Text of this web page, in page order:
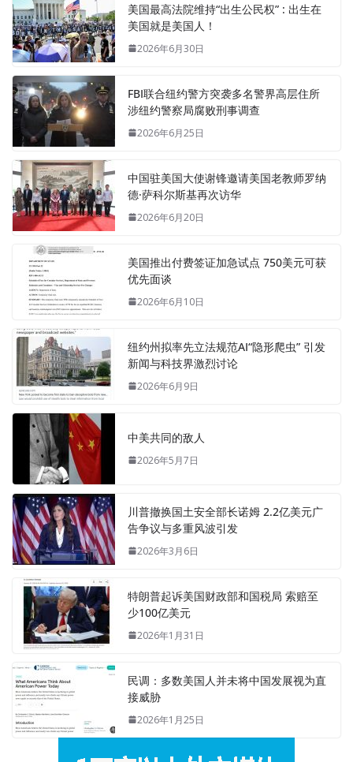
美国最高法院维持“出生公民权” : 出生在
美国就是美国人！
2026年6月30日
FBI联合纽约警方突袭多名警界高层住所
涉纽约警察局腐败刑事调查
2026年6月25日
中国驻美国大使谢锋邀请美国老教师罗纳
德·萨科尔斯基再次访华
2026年6月20日
美国推出付费签证加急试点 750美元可获
优先面谈
2026年6月10日
纽约州拟率先立法规范AI“隐形爬虫” 引发
新闻与科技界激烈讨论
2026年6月9日
中美共同的敌人
2026年5月7日
川普撤换国土安全部长诺姆 2.2亿美元广
告争议与多重风波引发
2026年3月6日
特朗普起诉美国财政部和国税局 索赔至
少100亿美元
2026年1月31日
民调：多数美国人并未将中国发展视为直
接威胁
2026年1月25日